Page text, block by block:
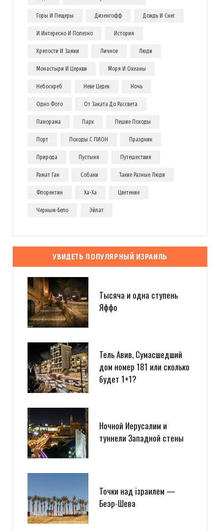
Горы И Пещеры Дизенгофф Дождь И Снег
И Интересно И Полезно История
Крепости И Замки Личное Люди
Монастыри И Церкви Моря И Океаны
Небоскреб Неве Цедек Ночь
Одно Фото От Заката До Рассвета
Панорама Парк Пешие Походы
Порт Походы С ПИОН Праздник
Природа Пустыня Путешествия
Рамат Ган Собаки Такие Разные Люди
Флорентин Ха-Ха Цветение
Черным-Бело Эйлат
УВИДЕТЬ ПОПУЛЯРНЫЙ ИЗРАИЛЬ
Тысяча и одна ступень
Яффо
Тель Авив, Сумасшедший
дом номер 181 или сколько
будет 1+1?
Ночной Иерусалим и
туннели Западной стены
Точки над iзраилем —
Беэр-Шева